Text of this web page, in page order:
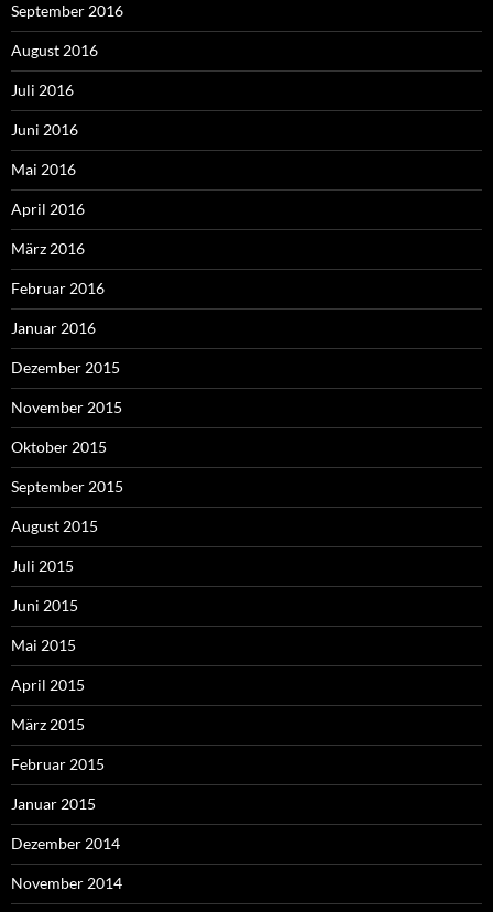
September 2016
August 2016
Juli 2016
Juni 2016
Mai 2016
April 2016
März 2016
Februar 2016
Januar 2016
Dezember 2015
November 2015
Oktober 2015
September 2015
August 2015
Juli 2015
Juni 2015
Mai 2015
April 2015
März 2015
Februar 2015
Januar 2015
Dezember 2014
November 2014